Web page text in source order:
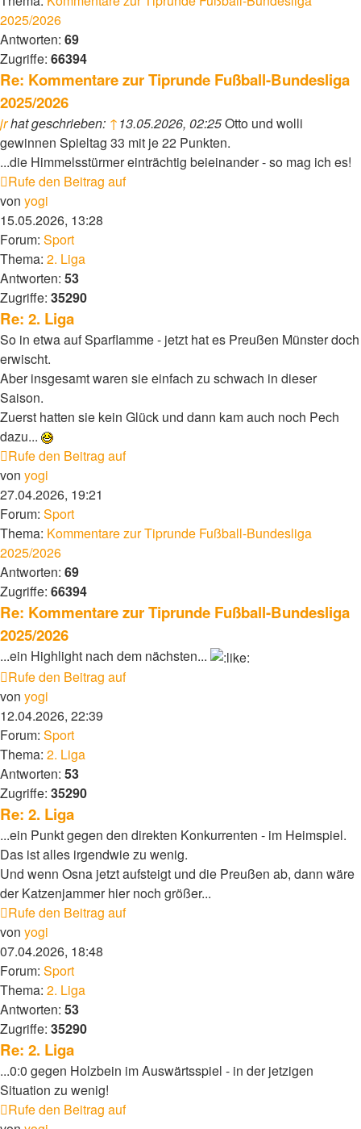
2025/2026
Antworten: 69
Zugriffe: 66394
Re: Kommentare zur Tiprunde Fußball-Bundesliga
2025/2026
jrhat geschrieben: ↑13.05.2026, 02:25Otto und wolli
gewinnen Spieltag 33 mit je 22 Punkten.
...die Himmelsstürmer einträchtig beieinander - so mag ich es!
Rufe den Beitrag auf
von yogi
15.05.2026, 13:28
Forum: Sport
Thema: 2. Liga
Antworten: 53
Zugriffe: 35290
Re: 2. Liga
So in etwa auf Sparflamme - jetzt hat es Preußen Münster doch
erwischt.
Aber insgesamt waren sie einfach zu schwach in dieser
Saison.
Zuerst hatten sie kein Glück und dann kam auch noch Pech
dazu...
Rufe den Beitrag auf
von yogi
27.04.2026, 19:21
Forum: Sport
Thema: Kommentare zur Tiprunde Fußball-Bundesliga
2025/2026
Antworten: 69
Zugriffe: 66394
Re: Kommentare zur Tiprunde Fußball-Bundesliga
2025/2026
...ein Highlight nach dem nächsten...
Rufe den Beitrag auf
von yogi
12.04.2026, 22:39
Forum: Sport
Thema: 2. Liga
Antworten: 53
Zugriffe: 35290
Re: 2. Liga
...ein Punkt gegen den direkten Konkurrenten - im Heimspiel.
Das ist alles irgendwie zu wenig.
Und wenn Osna jetzt aufsteigt und die Preußen ab, dann wäre
der Katzenjammer hier noch größer...
Rufe den Beitrag auf
von yogi
07.04.2026, 18:48
Forum: Sport
Thema: 2. Liga
Antworten: 53
Zugriffe: 35290
Re: 2. Liga
...0:0 gegen Holzbein im Auswärtsspiel - in der jetzigen
Situation zu wenig!
Rufe den Beitrag auf